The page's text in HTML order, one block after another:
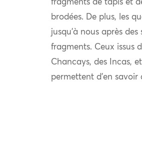
fragments de tapis et
brodées. De plus, les
jusqu’à nous après
fragments. Ceux issus
Chancays, des Incas,
permettent d’en